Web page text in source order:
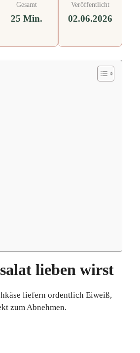
Gesamt
25 Min.
Veröffentlicht
02.06.2026
lieben wirst
liefern ordentlich Eiweiß,
zum Abnehmen.